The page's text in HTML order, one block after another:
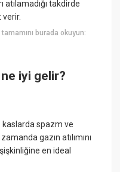
atılamadığı takdirde
verir.
tamamını burada okuyun:
iyi gelir?
kaslarda spazm ve
gazın atılımını
en ideal